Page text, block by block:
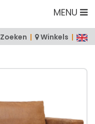
MENU
Zoeken | Winkels |